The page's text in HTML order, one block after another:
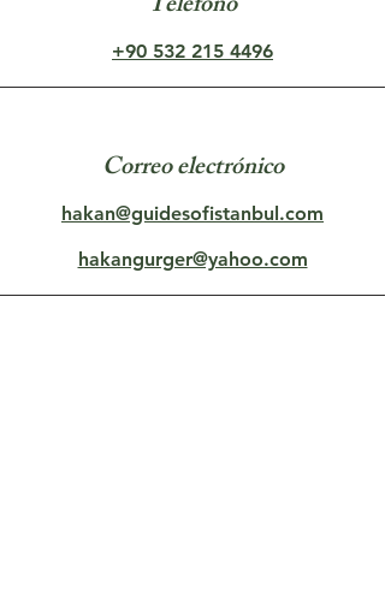
+90 532 215 4496
Correo electrónico
hakan@guidesofistanbul.com
hakangurger@yahoo.com